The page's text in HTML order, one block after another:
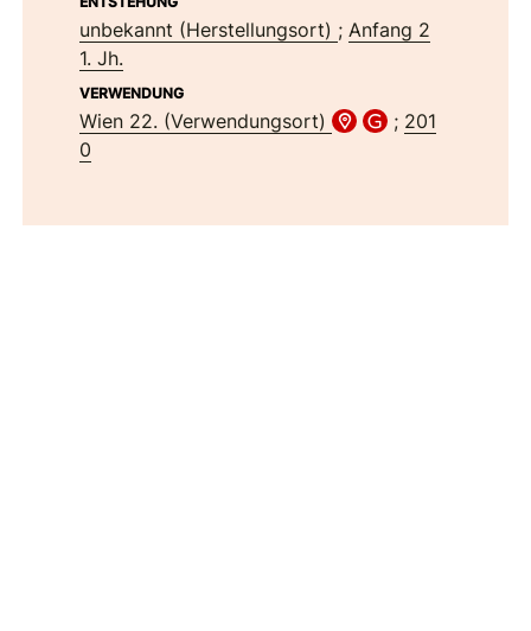
unbekannt (Herstellungsort) ;Anfang 2
1. Jh.
VERWENDUNG
Wien 22. (Verwendungsort) ; 201
0